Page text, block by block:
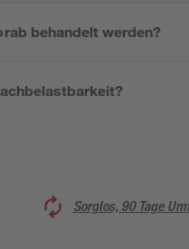
behandelt werden?
Sorglos, 90 Tage